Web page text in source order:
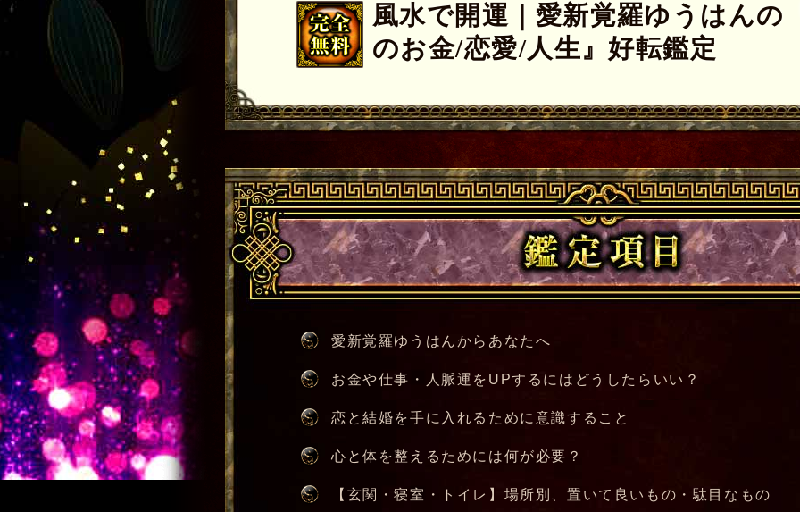
風水で開運｜愛新覚羅ゆうはんの
のお金/恋愛/人生』好転鑑定
愛新覚羅ゆうはんからあなたへ
お金や仕事・人脈運をUPするにはどうしたらいい？
恋と結婚を手に入れるために意識すること
心と体を整えるためには何が必要？
【玄関・寝室・トイレ】場所別、置いて良いもの・駄目なもの